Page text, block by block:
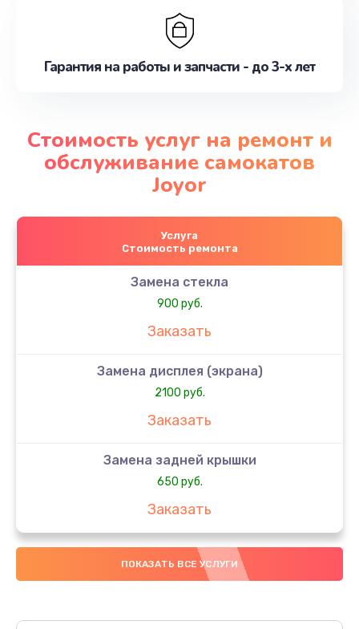
Гарантия на работы и запчасти - до 3-х лет
Стоимость услуг на ремонт и
обслуживание самокатов
Joyor
Услуга
Стоимость ремонта
Замена стекла
900 руб.
Заказать
Замена дисплея (экрана)
2100 руб.
Заказать
Замена задней крышки
650 руб.
Заказать
Замена аккумулятора
4000 руб.
ПОКАЗАТЬ ВСЕ УСЛУГИ